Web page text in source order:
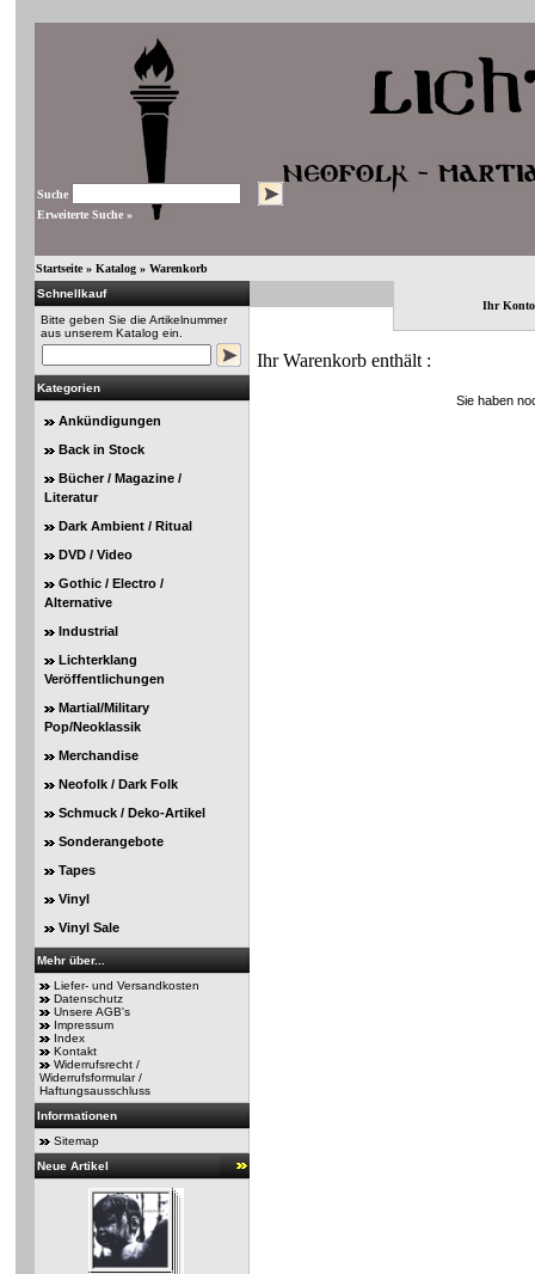
Suche
Erweiterte Suche »
Startseite» Katalog» Warenkorb
Schnellkauf
Bitte geben Sie die Artikelnummer
aus unserem Katalog ein.
Kategorien
Ankündigungen
Back in Stock
Bücher / Magazine /
Literatur
Dark Ambient / Ritual
DVD / Video
Gothic / Electro /
Alternative
Industrial
Lichterklang
Veröffentlichungen
Martial/Military
Pop/Neoklassik
Merchandise
Neofolk / Dark Folk
Schmuck / Deko-Artikel
Sonderangebote
Tapes
Vinyl
Vinyl Sale
Mehr über...
Liefer- und Versandkosten
Datenschutz
Unsere AGB's
Impressum
Index
Kontakt
Widerrufsrecht /
Widerrufsformular /
Haftungsausschluss
Informationen
Sitemap
Neue Artikel
Ihr Konto
Ihr Warenkorb enthält :
Sie haben